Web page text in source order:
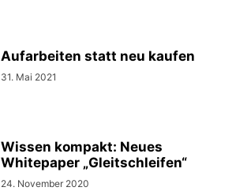
Aufarbeiten statt neu kaufen
31. Mai 2021
Wissen kompakt: Neues
Whitepaper „Gleitschleifen“
24. November 2020